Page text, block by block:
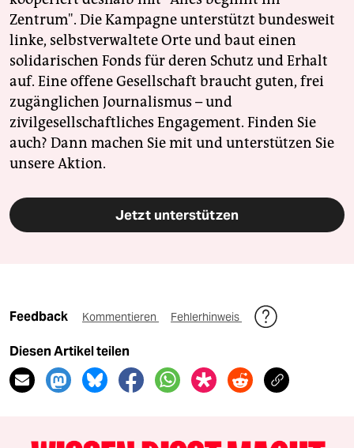
Zentrum". Die Kampagne unterstützt bundesweit
linke, selbstverwaltete Orte und baut einen
solidarischen Fonds für deren Schutz und Erhalt
auf. Eine offene Gesellschaft braucht guten, frei
zugänglichen Journalismus – und
zivilgesellschaftliches Engagement. Finden Sie
auch? Dann machen Sie mit und unterstützen Sie
unsere Aktion.
Jetzt unterstützen
Feedback Kommentieren Fehlerhinweis
Diesen Artikel teilen